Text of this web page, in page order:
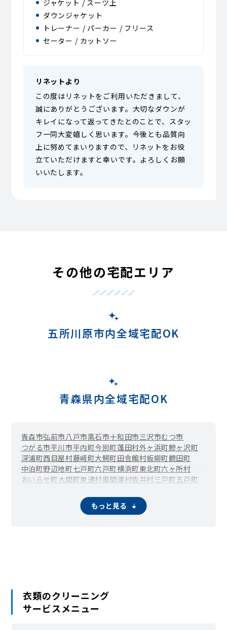
ジャケット / スーツ上
ダウンジャケット
トレーナー / パーカー / フリース
セーター / カットソー
リネットより
この度はリネットをご利用いただきまして、
誠にありがとうございます。大切なダウンが
キレイになって返ってきたとのことで、スタッ
フ一同大変嬉しく思います。今後とも品質向
上に努めてまいりますので、リネットをお役
立ていただけますと幸いです。よろしくお願
いいたします。
その他の宅配エリア
五所川原市内全域宅配OK
青森県内全域宅配OK
青森市弘前市 八戸市黒石市十和田市三沢市むつ市
つがる市平川市平内町今別町蓬田村外ヶ浜町鰺ヶ沢町
深浦町西目屋村藤崎町大鰐町田舎館村板柳町鶴田町
中泊町野辺地町七戸町六戸町横浜町東北町六ヶ所村
おいらせ町大間町東通村風間浦村佐井村三戸町五戸町
もっと見る
衣類のクリーニング
サービスメニュー